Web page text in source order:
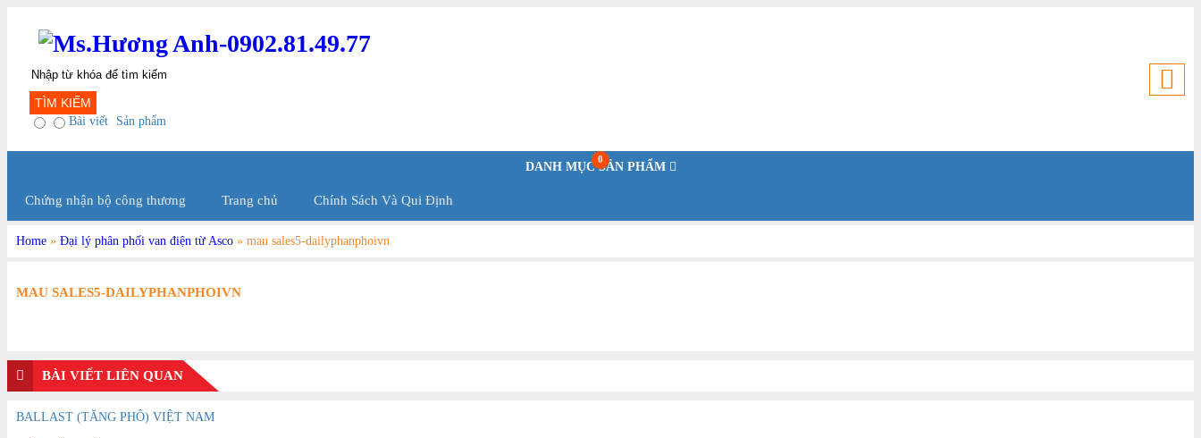
TÌM KIẾM
Bài viết Sản phẩm
0
DANH MỤC SẢN PHẨM
Chứng nhận bộ công thương Trang chủ Chính Sách Và Qui Định
Home » Đại lý phân phối van điện từ Asco » mau sales5-dailyphanphoivn
MAU SALES5-DAILYPHANPHOIVN
BÀI VIẾT LIÊN QUAN
BALLAST (TĂNG PHÔ) VIỆT NAM